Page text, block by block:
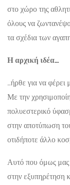
στο χώρο της
όλους να
τα σχέδια των
Η αρχική ιδέα…
…ήρθε για να φέρει
Με την
πολυεστερικό
στην αποτύπωση
οτιδήποτε άλλο
Αυτό που όμως μας
στην εξυπηρέτηση